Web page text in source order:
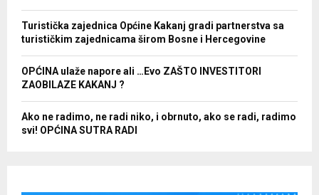
Turistička zajednica Općine Kakanj gradi partnerstva sa
turističkim zajednicama širom Bosne i Hercegovine
OPĆINA ulaže napore ali …Evo ZAŠTO INVESTITORI
ZAOBILAZE KAKANJ ?
Ako ne radimo, ne radi niko, i obrnuto, ako se radi, radimo
svi! OPĆINA SUTRA RADI